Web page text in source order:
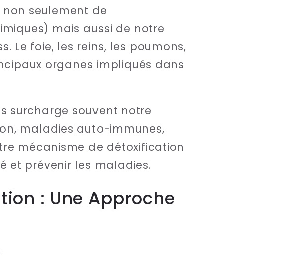
seulement de
mais aussi de notre
Le foie, les reins, les poumons,
organes impliqués dans
surcharge souvent notre
maladies auto-immunes,
mécanisme de détoxification
et prévenir les maladies.
: Une Approche